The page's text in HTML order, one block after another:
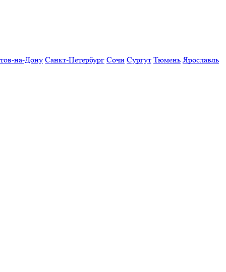
на-Дону Санкт-Петербург Сочи Сургут Тюмень Ярославль